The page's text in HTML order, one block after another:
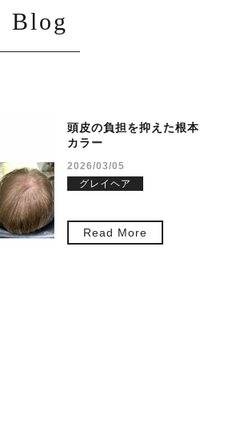
Blog
頭皮の負担を抑えた根本
カラー
2026/03/05
グレイヘア
Read More